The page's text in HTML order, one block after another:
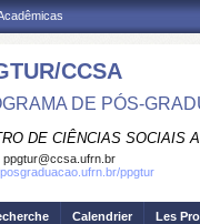
CCSA
DE PÓS-
DE CIÊNCIAS SOCIAIS
ppgtur@ccsa.ufrn.br
ppgtur
Calendrier Les